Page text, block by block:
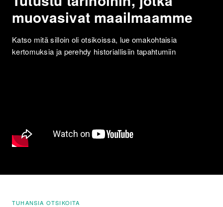
muovasivat maailmaamme
Katso mitä silloin oli otsikoissa, lue omakohtaisia
kertomuksia ja perehdy historiallisiin tapahtumiin
TUHANSIA OTSIKOITA